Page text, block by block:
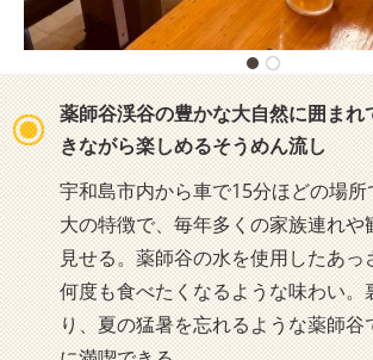
薬師谷渓谷の豊かな大自然に囲まれ
きながら楽しめるそうめん流し
宇和島市内から車で15分ほどの場
大の特徴で、毎年多くの家族連れや
見せる。薬師谷の水を使用したあっ
何度も食べたくなるような味わい。
り、夏の猛暑を忘れるような薬師谷